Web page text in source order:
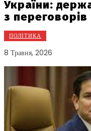
України:
з переговорів
ПОЛІТИКА
8 Травня, 2026